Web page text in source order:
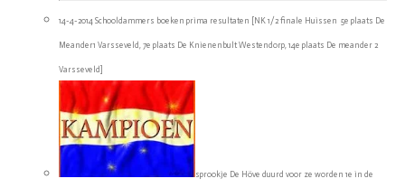
14-4-2014 Schooldammers boeken prima resultaten [NK 1/2 finale Huissen 5e plaats De
Meander1 Varsseveld, 7e plaats De Knienenbult Westendorp, 14e plaats De meander 2
Varsseveld]
sprookje De Höve duurd voor ze worden 1e in de